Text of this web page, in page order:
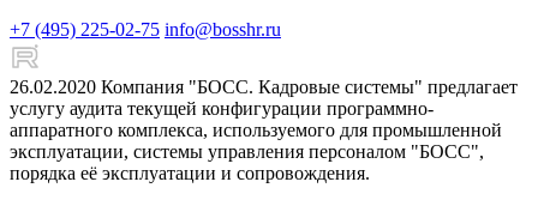
+7 (495) 225-02-75 info@bosshr.ru
26.02.2020 Компания "БОСС. Кадровые системы" предлагает
услугу аудита текущей конфигурации программно-
аппаратного комплекса, используемого для промышленной
эксплуатации, системы управления персоналом "БОСС",
порядка её эксплуатации и сопровождения.